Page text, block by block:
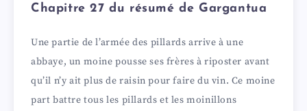
Chapitre 27 du résumé de Gargantua
Une partie de l’armée des pillards arrive à une
abbaye, un moine pousse ses frères à riposter avant
qu’il n’y ait plus de raisin pour faire du vin. Ce moine
part battre tous les pillards et les moinillons